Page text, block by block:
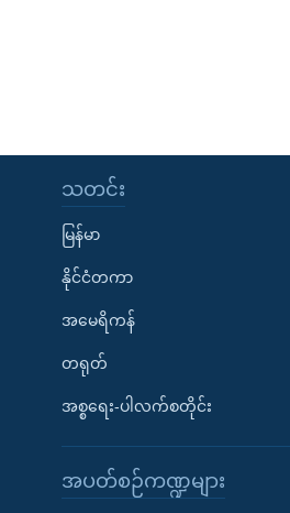
သတင်း
မြန်မာ
နိုင်ငံတကာ
အမေရိကန်
တရုတ်
အစ္စရေး-ပါလက်စတိုင်း
အပတ်စဉ်ကဏ္ဍများ